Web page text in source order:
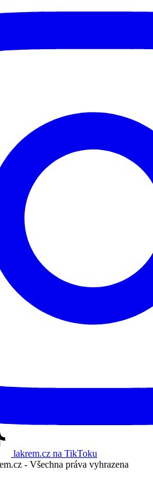
lakrem.cz na TikToku
- Všechna práva vyhrazena